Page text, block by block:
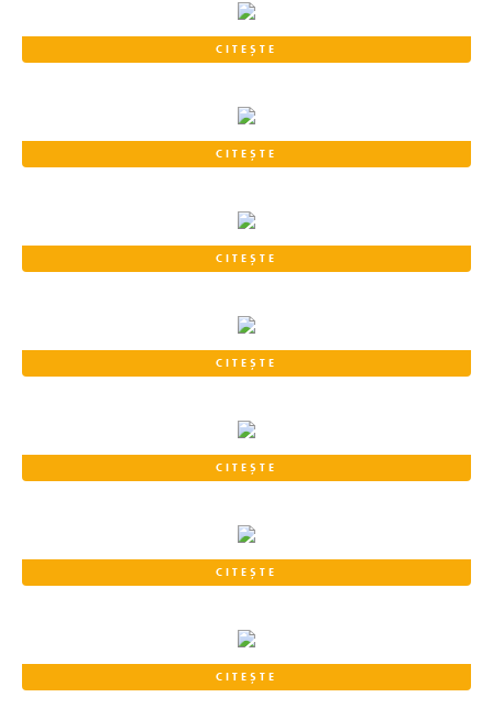
CITEȘTE
CITEȘTE
CITEȘTE
CITEȘTE
CITEȘTE
CITEȘTE
CITEȘTE